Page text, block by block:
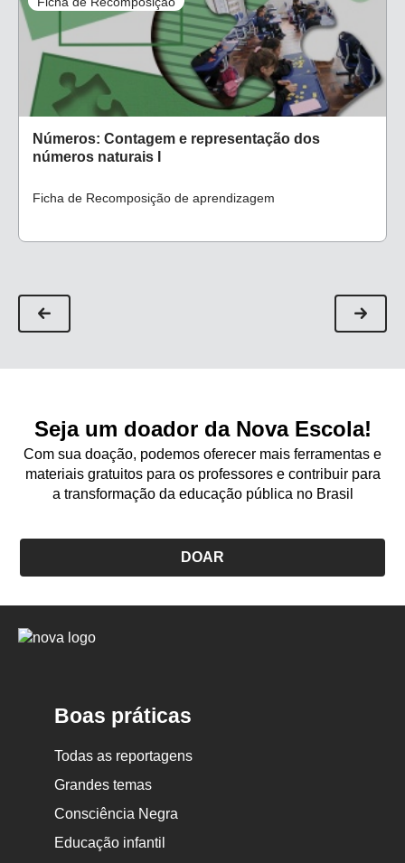
Números: Contagem e representação dos
números naturais I
Ficha de Recomposição de aprendizagem
Seja um doador da Nova Escola!
Com sua doação, podemos oferecer mais ferramentas e
materiais gratuitos para os professores e contribuir para
a transformação da educação pública no Brasil
DOAR
Logo
Boas práticas
Todas as reportagens
Grandes temas
Consciência Negra
Educação infantil